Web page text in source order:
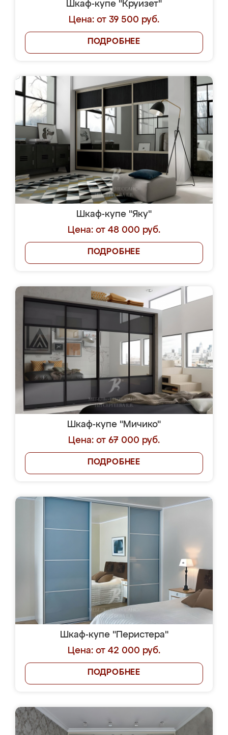
Шкаф-купе "Круизет"
Цена: от 39 500 руб.
ПОДРОБНЕЕ
Шкаф-купе "Яку"
Цена: от 48 000 руб.
ПОДРОБНЕЕ
Шкаф-купе "Мичико"
Цена: от 67 000 руб.
ПОДРОБНЕЕ
Шкаф-купе "Перистера"
Цена: от 42 000 руб.
ПОДРОБНЕЕ